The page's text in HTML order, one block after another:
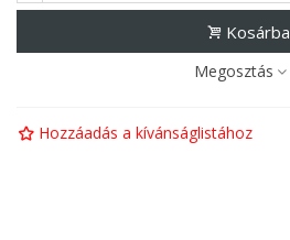
Kosárba
Megosztás
Hozzáadás a kívánságlistához